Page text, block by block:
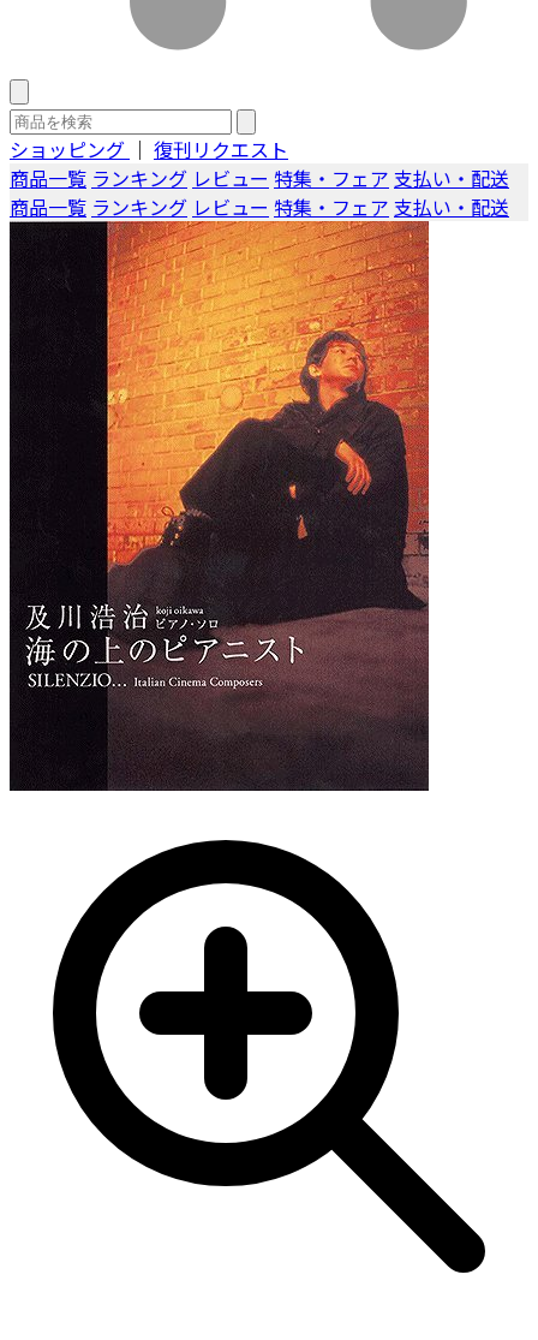
ショッピング ｜ 復刊リクエスト
商品一覧 ランキング レビュー 特集・フェア 支払い・配送
商品一覧 ランキング レビュー 特集・フェア 支払い・配送